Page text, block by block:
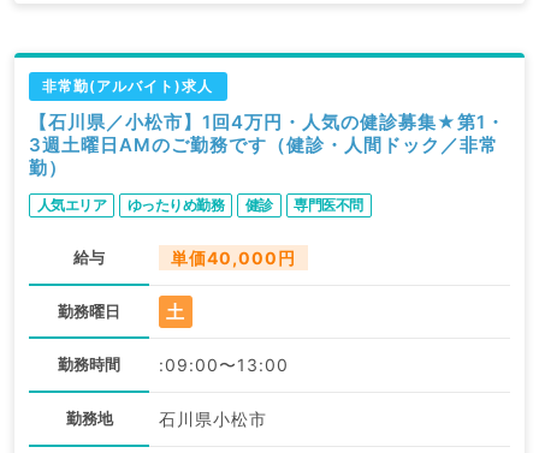
非常勤(アルバイト)求人
【石川県／小松市】1回4万円・人気の健診募集★第1・
3週土曜日AMのご勤務です（健診・人間ドック／非常
勤）
人気エリア ゆったりめ勤務 健診 専門医不問
給与 単価40,000円
勤務曜日 土
勤務時間 :09:00〜13:00
勤務地 石川県小松市